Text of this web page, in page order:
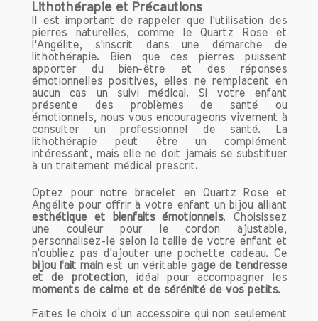
Lithothérapie et Précautions
Il est important de rappeler que l'utilisation des
pierres naturelles, comme le Quartz Rose et
l'Angélite, s'inscrit dans une démarche de
lithothérapie. Bien que ces pierres puissent
apporter du bien-être et des réponses
émotionnelles positives, elles ne remplacent en
aucun cas un suivi médical. Si votre enfant
présente des problèmes de santé ou
émotionnels, nous vous encourageons vivement à
consulter un professionnel de santé. La
lithothérapie peut être un complément
intéressant, mais elle ne doit jamais se substituer
à un traitement médical prescrit.
Optez pour notre bracelet en Quartz Rose et
Angélite pour offrir à votre enfant un bijou alliant
esthétique et bienfaits émotionnels. Choisissez
une couleur pour le cordon ajustable,
personnalisez-le selon la taille de votre enfant et
n'oubliez pas d'ajouter une pochette cadeau. Ce
bijou fait mainest un véritable gage de tendresse
et de protection, idéal pour accompagner les
moments de calme et de sérénité de vos petits.
Faites le choix d’un accessoire qui non seulement